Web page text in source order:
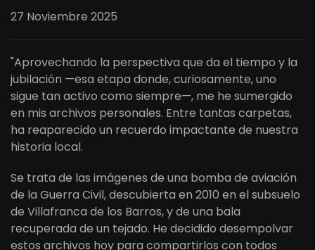
27 Noviembre 2025
"Aprovechando la perspectiva que da el tiempo y la
jubilación —esa etapa donde, curiosamente, uno
sigue tan activo como siempre—, me he sumergido
en mis archivos personales. Entre tantas carpetas,
ha reaparecido un recuerdo impactante de nuestra
historia local.
Se trata de las imágenes de una bomba de aviación
de la Guerra Civil, descubierta en 2010 en el subsuelo
de Villafranca de los Barros, y de una bala
recuperada de un tejado. He decidido desempolvar
estos archivos hoy para compartirlos con todos